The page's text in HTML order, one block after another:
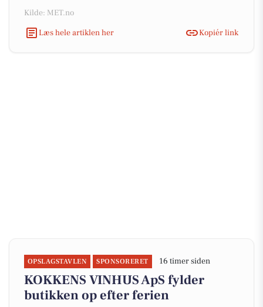
Kilde: MET.no
Læs hele artiklen her
Kopiér link
OPSLAGSTAVLEN SPONSORERET 16 timer siden
KOKKENS VINHUS ApS fylder
butikken op efter ferien